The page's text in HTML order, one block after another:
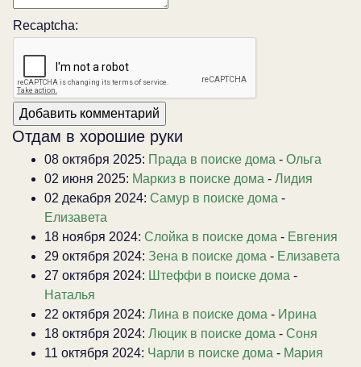
Recaptcha:
Отдам в хорошие руки
08 октября 2025: Прада в поиске дома - Ольга
02 июня 2025: Маркиз в поиске дома - Лидия
02 декабря 2024: Самур в поиске дома -
Елизавета
18 ноября 2024: Слойка в поиске дома - Евгения
29 октября 2024: Зена в поиске дома - Елизавета
27 октября 2024: Штеффи в поиске дома -
Наталья
22 октября 2024: Лина в поиске дома - Ирина
18 октября 2024: Люцик в поиске дома - Соня
11 октября 2024: Чарли в поиске дома - Мария